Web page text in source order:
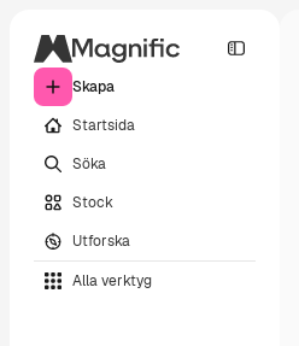
Skapa
Startsida
Söka
Stock
Utforska
Alla verktyg